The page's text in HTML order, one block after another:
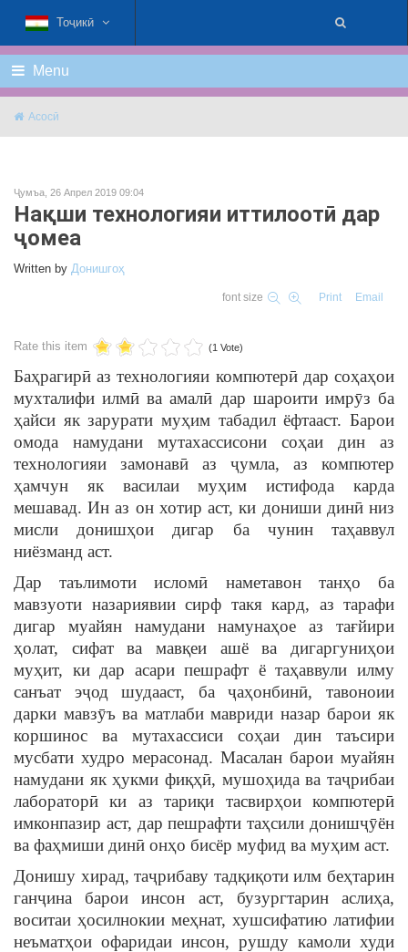
Тоҷикӣ
Menu
Асосӣ
Ҷумъа, 26 Апрел 2019 09:04
Нақши технологияи иттилоотӣ дар
ҷомеа
Written by Донишгоҳ
font size Print Email
Rate this item (1 Vote)
Баҳрагирӣ аз технологияи компютерӣ дар соҳаҳои
мухталифи илмӣ ва амалӣ дар шароити имрӯз ба
ҳайси як зарурати муҳим табадил ёфтааст. Барои
омода намудани мутахассисони соҳаи дин аз
технологияи замонавӣ аз ҷумла, аз компютер
ҳамчун як василаи муҳим истифода карда
мешавад. Ин аз он хотир аст, ки дониши динӣ низ
мисли донишҳои дигар ба чунин таҳаввул
ниёзманд аст.
Дар таълимоти исломӣ наметавон танҳо ба
мавзуоти назариявии сирф такя кард, аз тарафи
дигар муайян намудани намунаҳое аз тағйири
ҳолат, сифат ва мавқеи ашё ва дигаргуниҳои
муҳит, ки дар асари пешрафт ё таҳаввули илму
санъат эҷод шудааст, ба ҷаҳонбинӣ, тавоноии
дарки мавзӯъ ва матлаби мавриди назар барои як
коршинос ва мутахассиси соҳаи дин таъсири
мусбати худро мерасонад. Масалан барои муайян
намудани як ҳукми фиқҳӣ, мушоҳида ва таҷрибаи
лабораторӣ ки аз тариқи тасвирҳои компютерӣ
имконпазир аст, дар пешрафти таҳсили донишҷӯён
ва фаҳмиши динӣ онҳо бисёр муфид ва муҳим аст.
Донишу хирад, таҷрибаву тадқиқоти илм беҳтарин
ганҷина барои инсон аст, бузургтарин аслиҳа,
воситаи ҳосилнокии меҳнат, хушсифатию латифии
неъматҳои офаридаи инсон, рушду камоли худи